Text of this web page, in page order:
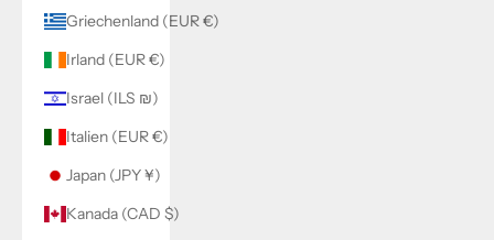
Griechenland (EUR €)
Irland (EUR €)
Israel (ILS ₪)
Italien (EUR €)
Japan (JPY ¥)
Kanada (CAD $)